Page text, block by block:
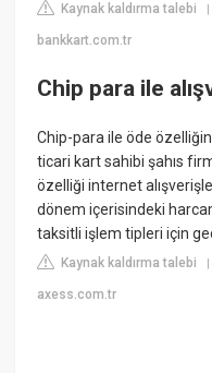
Kaynak kaldırma talebi
bankkart.com.tr
Chip para ile
Chip-para ile öde
ticari kart sahibi şahıs
özelliği internet
dönem içerisindeki
taksitli işlem tipleri için
Kaynak kaldırma talebi
axess.com.tr